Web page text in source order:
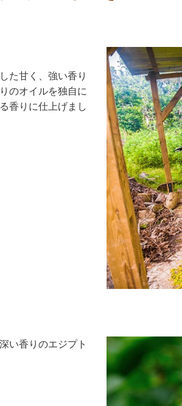
た甘く、強い香り
のオイルを独自に
香りに仕上げまし
い香りのエジプト